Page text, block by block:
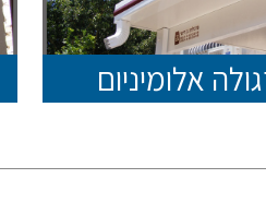
אלומיניום